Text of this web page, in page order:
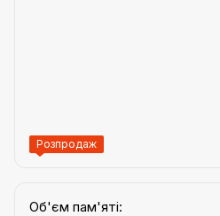
Розпродаж
Об'єм пам'яті: